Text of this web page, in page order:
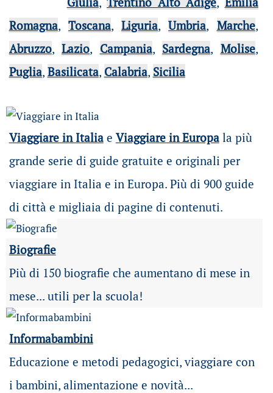
Romagna, Toscana,Liguria,Umbria, Marche,
Abruzzo,Lazio, Campania, Sardegna, Molise,
Puglia, Basilicata, Calabria, Sicilia
Viaggiare in Italiae Viaggiare in Europala più
grande serie di guide gratuite e originali per
viaggiare in Italia e in Europa. Più di 900 guide
di città e migliaia di pagine di contenuti.
Biografie
Più di 150 biografie che aumentano di mese in
mese... utili per la scuola!
Informabambini
Educazione e metodi pedagogici, viaggiare con
i bambini, alimentazione e novità...